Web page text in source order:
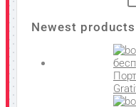
Newest products